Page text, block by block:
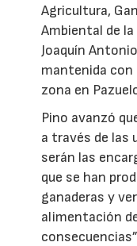
Agricultura,
Ambiental de
Joaquín
mantenida con
zona en
Pino avanzó
a través de las
serán las
que se han
ganaderas y
alimentación